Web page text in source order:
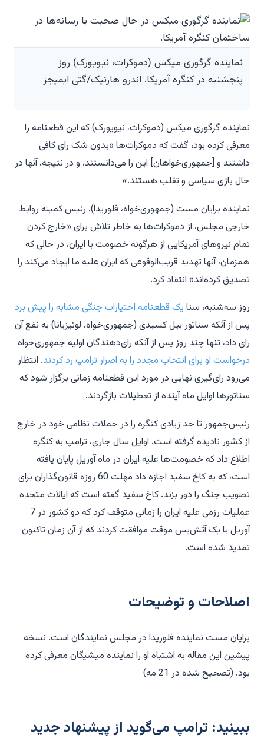
نماینده گرگوری میکس (دموکرات، نیویورک) روز
پنجشنبه در کنگره آمریکا. اندرو هارنیک/گتی ایمیجز
نماینده گرگوری میکس (دموکرات، نیویورک) که این قطعنامه را
معرفی کرده بود، گفت که دموکرات‌ها «بدون شک رای کافی
داشتند و [جمهوری‌خواهان] این را می‌دانستند، و در نتیجه، آنها در
حال بازی سیاسی و تقلب هستند.»
نماینده برایان مست (جمهوری‌خواه، فلوریدا)، رئیس کمیته روابط
خارجی مجلس، از دموکرات‌ها به خاطر تلاش برای «خارج کردن
تمام نیروهای آمریکایی از هرگونه خصومت با ایران، در حالی که
همزمان، آنها تهدید قریب‌الوقوعی که ایران علیه ما ایجاد می‌کند را
تصدیق کرده‌اند» انتقاد کرد.
روز سه‌شنبه، سنا یک قطعنامه اختیارات جنگی مشابه را پیش برد
پس از آنکه سناتور بیل کسیدی (جمهوری‌خواه، لوئیزیانا) به نفع آن
رای داد، تنها چند روز پس از آنکه رای‌دهندگان اولیه جمهوری‌خواه
درخواست او برای انتخاب مجدد را به اصرار ترامپ رد کردند. انتظار
می‌رود رای‌گیری نهایی در مورد این قطعنامه زمانی برگزار شود که
سناتورها اوایل ماه آینده از تعطیلات بازگردند.
رئیس‌جمهور تا حد زیادی کنگره را در حملات نظامی خود در خارج
از کشور نادیده گرفته است. اوایل سال جاری، ترامپ به کنگره
اطلاع داد که خصومت‌ها علیه ایران در ماه آوریل پایان یافته
است، که به کاخ سفید اجازه داد مهلت 60 روزه قانون‌گذاران برای
تصویب جنگ را دور بزند. کاخ سفید گفته است که ایالات متحده
عملیات رزمی علیه ایران را زمانی متوقف کرد که دو کشور در 7
آوریل با یک آتش‌بس موقت موافقت کردند که از آن زمان تاکنون
تمدید شده است.
اصلاحات و توضیحات
برایان مست نماینده فلوریدا در مجلس نمایندگان است. نسخه
پیشین این مقاله به اشتباه او را نماینده میشیگان معرفی کرده
بود. (تصحیح شده در 21 مه)
ببینید: ترامپ می‌گوید از پیشنهاد جدید